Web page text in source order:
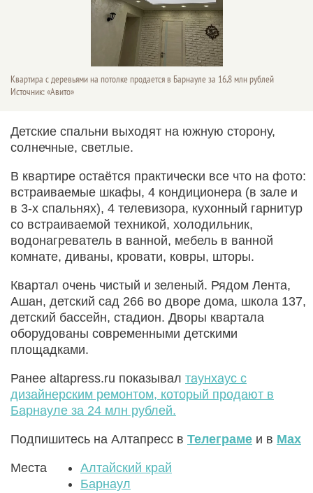
Квартира с деревьями на потолке продается в Барнауле за 16,8 млн рублей
Источник: «Авито»
Детские спальни выходят на южную сторону,
солнечные, светлые.
В квартире остаётся практически все что на фото:
встраиваемые шкафы, 4 кондиционера (в зале и
в 3-х спальнях), 4 телевизора, кухонный гарнитур
со встраиваемой техникой, холодильник,
водонагреватель в ванной, мебель в ванной
комнате, диваны, кровати, ковры, шторы.
Квартал очень чистый и зеленый. Рядом Лента,
Ашан, детский сад 266 во дворе дома, школа 137,
детский бассейн, стадион. Дворы квартала
оборудованы современными детскими
площадками.
Ранее altapress.ru показывал таунхаус с
дизайнерским ремонтом, который продают в
Барнауле за 24 млн рублей.
Подпишитесь на Алтапресс в Телеграме и в Max
Места
Алтайский край
Барнаул